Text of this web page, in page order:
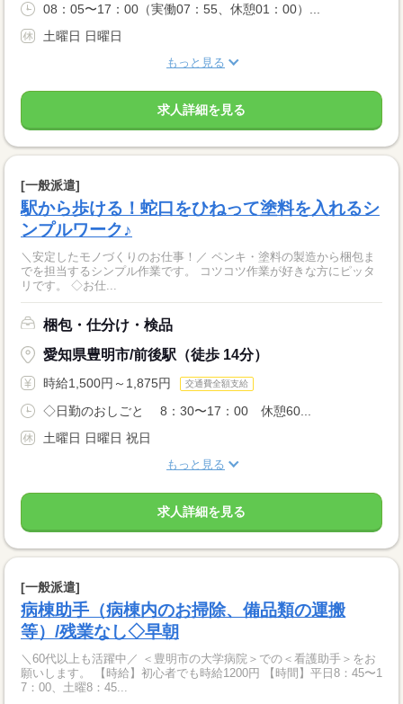
08：05〜17：00（実働07：55、休憩01：00）...
土曜日 日曜日
もっと見る
求人詳細を見る
[一般派遣]
駅から歩ける！蛇口をひねって塗料を入れるシ
ンプルワーク♪
＼安定したモノづくりのお仕事！／ ペンキ・塗料の製造から梱包ま
でを担当するシンプル作業です。 コツコツ作業が好きな方にピッタ
リです。 ◇お仕...
梱包・仕分け・検品
愛知県豊明市/前後駅（徒歩 14分）
時給1,500円～1,875円 交通費全額支給
◇日勤のおしごと 8：30〜17：00 休憩60...
土曜日 日曜日 祝日
もっと見る
求人詳細を見る
[一般派遣]
病棟助手（病棟内のお掃除、備品類の運搬
等）/残業なし◇早朝
＼60代以上も活躍中／ ＜豊明市の大学病院＞での＜看護助手＞をお
願いします。 【時給】初心者でも時給1200円 【時間】平日8：45〜1
7：00、土曜8：45...